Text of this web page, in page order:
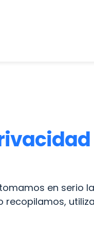
en serio
recopilamos,